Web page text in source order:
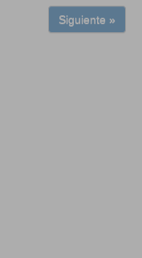
Siguiente »